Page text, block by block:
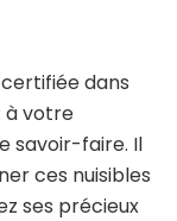
dans
à votre
savoir-faire. Il
ces nuisibles
ses précieux